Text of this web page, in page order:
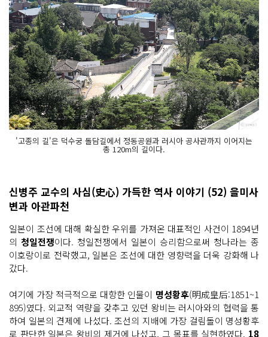
'고종의 길'은 덕수궁 돌담길에서 정동공원과 러시아 공사관까지 이어지는
총 120m의 길이다.
신병주 교수의 사심(史心) 가득한 역사 이야기 (52) 을미사
변과 아관파천
일본이 조선에 대해 확실한 우위를 가져온 대표적인 사건이 1894년
의 청일전쟁이다. 청일전쟁에서 일본이 승리함으로써 청나라는 종
이호랑이로 전락했고, 일본은 조선에 대한 영향력을 더욱 강화해 나
갔다.
여기에 가장 적극적으로 대항한 인물이 명성황후(明成皇后:1851~1
895)였다. 외교적 역량을 갖추고 있던 왕비는 러시아와의 협력을 통
하여 일본의 견제에 나섰다. 조선의 지배에 가장 걸림돌이 명성황후
로 판단한 일본은 왕비의 제거에 나섰고, 그 목표를 실현하였다. 18